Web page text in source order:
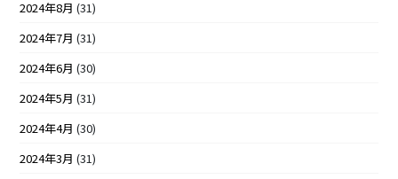
2024年8月 (31)
2024年7月 (31)
2024年6月 (30)
2024年5月 (31)
2024年4月 (30)
2024年3月 (31)